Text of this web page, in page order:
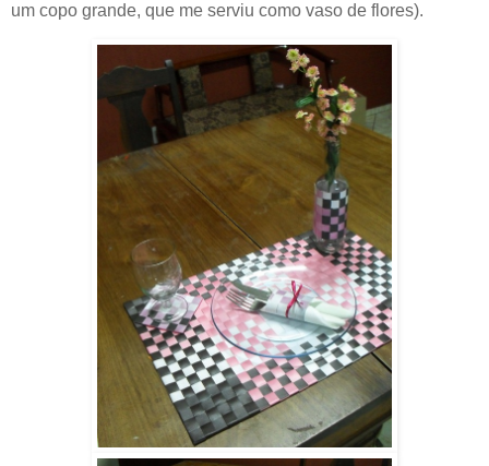
um copo grande, que me serviu como vaso de flores).